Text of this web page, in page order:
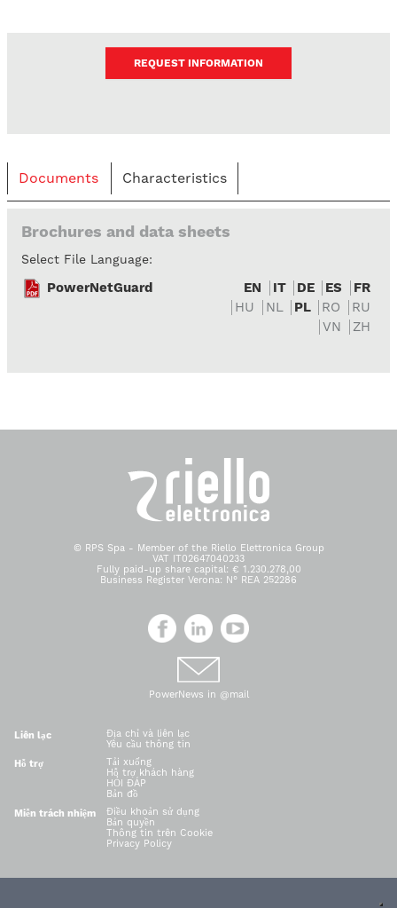
REQUEST INFORMATION
Documents Characteristics
Brochures and data sheets
Select File Language:
PowerNetGuard EN IT DE ES
FR
HU
NL PL RO
RU
VN
ZH
© RPS Spa - Member of the Riello Elettronica Group
VAT IT02647040233
Fully paid-up share capital: € 1.230.278,00
Business Register Verona: N° REA 252286
PowerNews in @mail
Liên lạc
Địa chỉ và liên lạc
Yêu cầu thông tin
Hỗ trợ
Tải xuống
Hỗ trợ khách hàng
HỎI ĐÁP
Bản đồ
Miễn trách nhiệm
Điều khoản sử dụng
Bản quyền
Thông tin trên Cookie
Privacy Policy